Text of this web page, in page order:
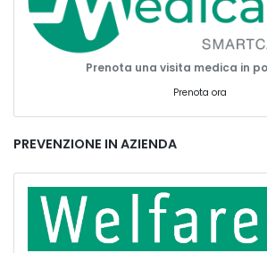
Prenota una visita medica in
Prenota ora
PREVENZIONE IN AZIENDA